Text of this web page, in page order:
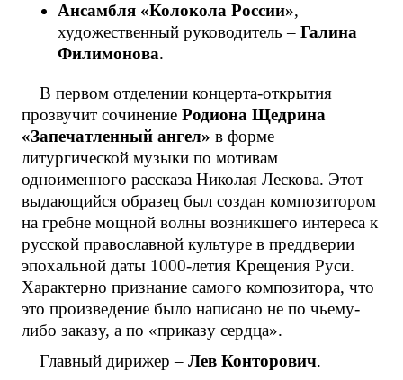
Ансамбля «Колокола России»,
художественный руководитель – Галина
Филимонова.
В первом отделении концерта-открытия
прозвучит сочинение Родиона Щедрина
«Запечатленный ангел» в форме
литургической музыки по мотивам
одноименного рассказа Николая Лескова. Этот
выдающийся образец был создан композитором
на гребне мощной волны возникшего интереса к
русской православной культуре в преддверии
эпохальной даты 1000-летия Крещения Руси.
Характерно признание самого композитора, что
это произведение было написано не по чьему-
либо заказу, а по «приказу сердца».
Главный дирижер – Лев Конторович.